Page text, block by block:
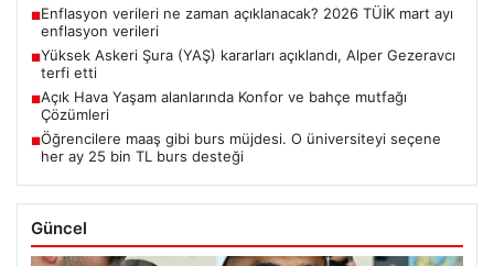
■Enflasyon verileri ne zaman açıklanacak? 2026 TÜİK mart ayı
enflasyon verileri
■Yüksek Askeri Şura (YAŞ) kararları açıklandı, Alper Gezeravcı
terfi etti
■Açık Hava Yaşam alanlarında Konfor ve bahçe mutfağı
Çözümleri
■Öğrencilere maaş gibi burs müjdesi. O üniversiteyi seçene
her ay 25 bin TL burs desteği
Güncel